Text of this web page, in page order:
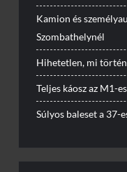
Kamion és
Szombathelynél
Hihetetlen, mi
Teljes káosz az M1-
Súlyos baleset a 37-